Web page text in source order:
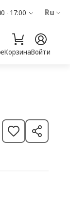
- 17:00 Ru
КорзинаВойти